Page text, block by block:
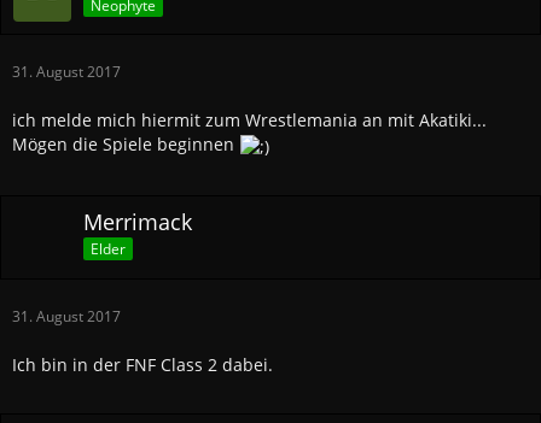
Neophyte
31. August 2017
ich melde mich hiermit zum Wrestlemania an mit Akatiki...
Mögen die Spiele beginnen
Merrimack
Elder
31. August 2017
Ich bin in der FNF Class 2 dabei.